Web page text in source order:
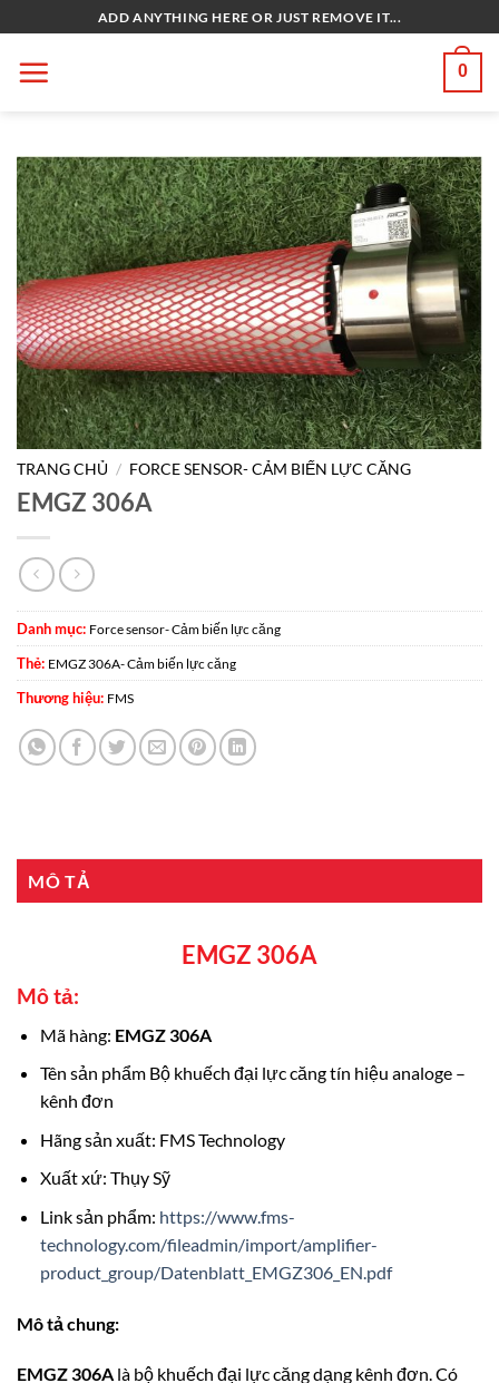
qua
nội
ADD ANYTHING HERE OR JUST REMOVE IT...
0
TRANG CHỦ / FORCE SENSOR- CẢM BIẾN LỰC CĂNG
EMGZ 306A
Danh mục: Force sensor- Cảm biến lực căng
Thẻ: EMGZ 306A- Cảm biến lực căng
Thương hiệu: FMS
MÔ TẢ
EMGZ 306A
Mô tả:
Mã hàng: EMGZ 306A
Tên sản phẩm Bộ khuếch đại lực căng tín hiệu analoge –
kênh đơn
Hãng sản xuất: FMS Technology
Xuất xứ: Thụy Sỹ
Link sản phẩm: https://www.fms-
technology.com/fileadmin/import/amplifier-
product_group/Datenblatt_EMGZ306_EN.pdf
Mô tả chung:
EMGZ 306A là bộ khuếch đại lực căng dạng kênh đơn. Có